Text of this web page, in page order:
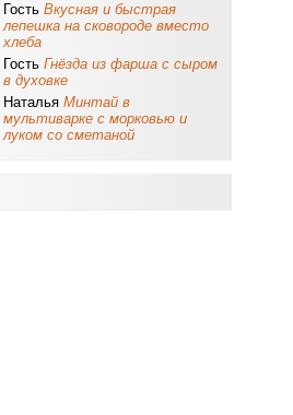
Гость Вкусная и быстрая
лепешка на сковороде вместо
хлеба
Гость Гнёзда из фарша с сыром
в духовке
Наталья Минтай в
мультиварке с морковью и
луком со сметаной